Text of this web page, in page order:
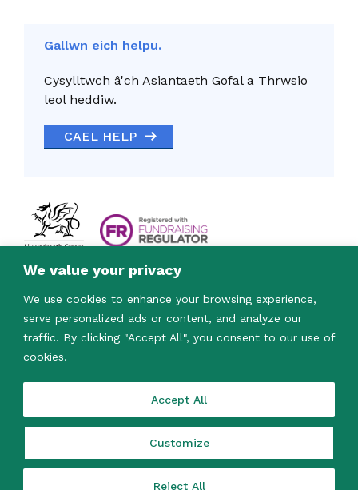
We value your privacy
We use cookies to enhance your browsing experience,
serve personalized ads or content, and analyze our
traffic. By clicking "Accept All", you consent to our use of
cookies.
Customize
Reject All
Accept All
Gallwn eich helpu.
Cysylltwch â'ch Asiantaeth Gofal a Thrwsio
leol heddiw.
CAEL HELP
© 2023. Mae Care & Repair Cymru yn elusen
gofrestredig (Rhif 1163542) ac yn gwmni
cyfyngedig drwy warant (Rhif 09574555).
Design bydesigndough
Polisi Preifatrwydd